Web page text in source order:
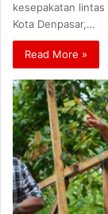
kesepakatan
Kota Denpasar,…
Read More »